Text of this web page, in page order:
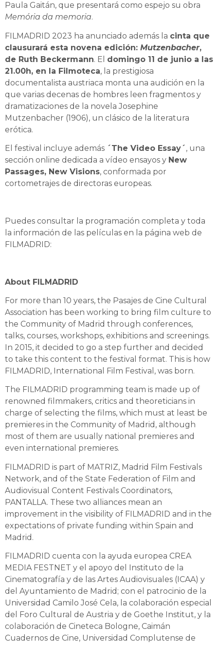
Paula Gaitán, que presentará como espejo su obra
Memória da memoria.
FILMADRID 2023 ha anunciado además la cinta que
clausurará esta novena edición: Mutzenbacher,
de Ruth Beckermann. El domingo 11 de junio a las
21.00h, en la Filmoteca, la prestigiosa
documentalista austriaca monta una audición en la
que varias decenas de hombres leen fragmentos y
dramatizaciones de la novela Josephine
Mutzenbacher (1906), un clásico de la literatura
erótica.
El festival incluye además ´The Video Essay´, una
sección online dedicada a vídeo ensayos y New
Passages, New Visions, conformada por
cortometrajes de directoras europeas.
Puedes consultar la programación completa y toda
la información de las películas en la página web de
FILMADRID:
About FILMADRID
For more than 10 years, the Pasajes de Cine Cultural
Association has been working to bring film culture to
the Community of Madrid through conferences,
talks, courses, workshops, exhibitions and screenings.
In 2015, it decided to go a step further and decided
to take this content to the festival format. This is how
FILMADRID, International Film Festival, was born.
The FILMADRID programming team is made up of
renowned filmmakers, critics and theoreticians in
charge of selecting the films, which must at least be
premieres in the Community of Madrid, although
most of them are usually national premieres and
even international premieres.
FILMADRID is part of MATRIZ, Madrid Film Festivals
Network, and of the State Federation of Film and
Audiovisual Content Festivals Coordinators,
PANTALLA. These two alliances mean an
improvement in the visibility of FILMADRID and in the
expectations of private funding within Spain and
Madrid.
FILMADRID cuenta con la ayuda europea CREA
MEDIA FESTNET y el apoyo del Instituto de la
Cinematografía y de las Artes Audiovisuales (ICAA) y
del Ayuntamiento de Madrid; con el patrocinio de la
Universidad Camilo José Cela, la colaboración especial
del Foro Cultural de Austria y de Goethe Institut, y la
colaboración de Cineteca Bologne, Caimán
Cuadernos de Cine, Universidad Complutense de